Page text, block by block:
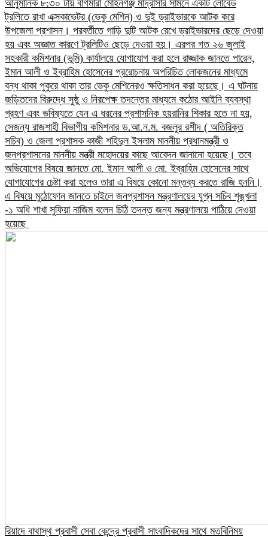
আনুমানিক ৮:৩০ টায় বাগমারা মোহনগঞ্জ মাদ্রাসার সামনে একটি লোবেড
ট্রলিতে রাখা এক্সকাভেটর (ভেকু মেশিন) ও দুই ড্রাইভারকে আটক করে
উপজেলা প্রশাসন। পরবর্তীতে গাড়ি দুটি আটক রেখে ড্রাইভারদের ছেড়ে দেওয়া
হয় এবং অজ্ঞাত কারণে ট্রলিটিও ছেড়ে দেওয়া হয়। এরপর গত ২৬ জুলাই
সহকারী কমিশনার (ভূমি) কার্যালয়ে যোগাযোগ করা হলে রাজ্জাক জানতে পারেন,
ইমান আলী ও ইব্রাহিম হোসেনের প্ররোচনায় অপরিচিত লোকজনের মাধ্যমে
বন্ধ থাকা পুকুরে থাকা তার ভেকু মেশিনেরও ক্ষতিসাধন করা হয়েছে।​ এ ঘটনায়
জড়িতদের বিরুদ্ধে সুষ্ঠু ও নিরপেক্ষ তদন্তের মাধ্যমে কঠোর আইনি ব্যবস্থা
গ্রহণ এবং ভবিষ্যতে যেন এ ধরনের প্রশাসনিক হয়রানির শিকার হতে না হয়,
সেজন্য রাজশাহী বিভাগীয় কমিশনার ড.আ.ন.ম. বজলুর রশীদ ( অতিরিক্ত
সচিব) ও জেলা প্রশাসক কাজী শহিদুল ইসলাম মাননীয় প্রধানমন্ত্রী ও
জনপ্রশাসনের মাননীয় মন্ত্রী মহোদয়ের কাছে আবেদন জানানো হয়েছে।​ তবে
অভিযোগের বিষয়ে জানতে মো. ইমান আলী ও মো. ইব্রাহিম হোসেনের সাথে
যোগাযোগের চেষ্টা করা হলেও তারা এ বিষয়ে কোনো মন্তব্য করতে রাজি হননি।
এ বিষয়ে মুঠোফোন জানতে চাইলে জনপ্রশাসন মন্ত্রণালয়ের যুগ্ন সচিব শৃঙ্খলা
-১ অধি শাখা সুফিয়া নাজিম বলেন চিঠি তদন্ত জন্য মন্ত্রণালয়ে পাঠিয়ে দেওয়া
হয়েছে ​
রিয়াদে বাথাস্থ প্রবাসী সেবা কেন্দ্রে প্রবাসী সাংবাদিকদের সাথে মতবিনিময়